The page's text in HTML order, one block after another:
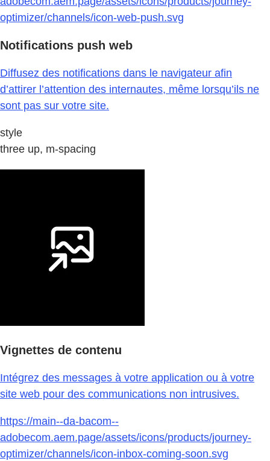
optimizer/channels/icon-web-push.svg
Notifications push web
Diffusez des notifications dans le navigateur afin
d’attirer l’attention des internautes, même lorsqu’ils ne
sont pas sur votre site.
style
three up, m-spacing
Vignettes de contenu
Intégrez des messages à votre application ou à votre
site web pour des communications non intrusives.
https://main--da-bacom--
adobecom.aem.page/assets/icons/products/journey-
optimizer/channels/icon-inbox-coming-soon.svg